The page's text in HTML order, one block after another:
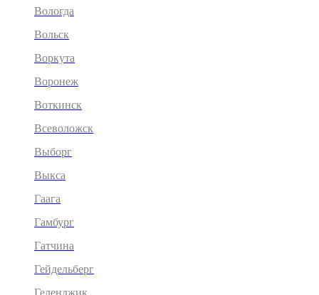
Вологда
Вольск
Воркута
Воронеж
Воткинск
Всеволожск
Выборг
Выкса
Гаага
Гамбург
Гатчина
Гейдельберг